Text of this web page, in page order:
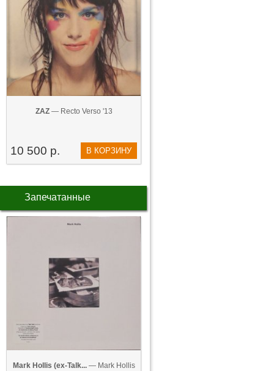
ZAZ— Recto Verso '13
10 500 р. В КОРЗИНУ
Запечатанные
Mark Hollis (ex-Talk...— Mark Hollis